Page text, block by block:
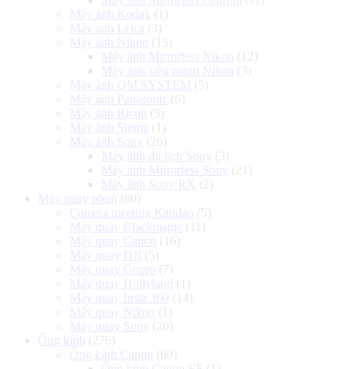
Máy ảnh Kodak (1)
Máy ảnh Leica (3)
Máy ảnh Nikon
(15)
Máy ảnh Mirrorless Nikon
(12)
Máy ảnh siêu zoom Nikon
(3)
Máy ảnh OM SYSTEM (5)
Máy ảnh Panasonic (6)
Máy ảnh Ricoh
(5)
Máy ảnh Sigma (1)
Máy ảnh Sony (26)
Máy ảnh du lịch Sony (3)
Máy ảnh Mirrorless Sony (21)
Máy ảnh Sony RX (2)
Máy quay phim (80)
Camera meeting Kandao (5)
Máy quay Blackmagic (11)
Máy quay Canon
(16)
Máy quay DJI (5)
Máy quay Gopro (7)
Máy quay Hollyland
(1)
Máy quay Insta 360 (14)
Máy quay Nikon
(1)
Máy quay Sony (20)
Ống kính
(276)
Ống kính Canon
(60)